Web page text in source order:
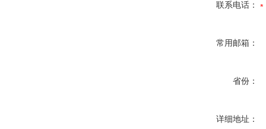
联系电话：
常用邮箱：
省份：
详细地址：